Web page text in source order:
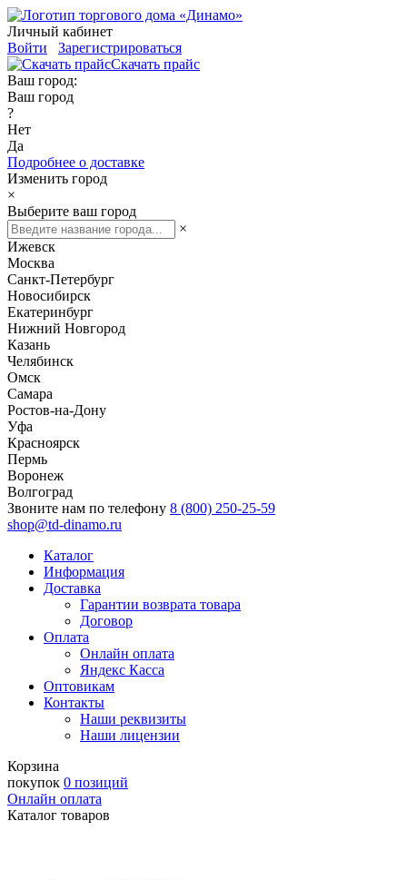
Личный кабинет
Войти
Зарегистрироваться
Скачать прайс
Ваш город:
Ваш город
?
Нет
Да
Подробнее о доставке
Изменить город
×
Выберите ваш город
×
Ижевск
Москва
Санкт-Петербург
Новосибирск
Екатеринбург
Нижний Новгород
Казань
Челябинск
Омск
Самара
Ростов-на-Дону
Уфа
Красноярск
Пермь
Воронеж
Волгоград
Звоните нам по телефону 8 (800) 250-25-59
shop@td-dinamo.ru
Каталог
Информация
Доставка
Гарантии возврата товара
Договор
Оплата
Онлайн оплата
Яндекс Касса
Оптовикам
Контакты
Наши реквизиты
Наши лицензии
Корзина
покупок 0 позиций
Онлайн оплата
Каталог товаров